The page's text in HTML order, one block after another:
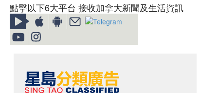
點擊以下6大平台 接收加拿大新聞及生活資訊